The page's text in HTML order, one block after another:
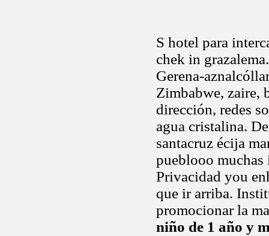
S hotel para
chek in
Gerena-
Zimbabwe, zaire,
dirección, redes
agua cristalina.
santacruz écija
pueblooo muchas
Privacidad you
que ir arriba.
promocionar la
niño de 1 año y